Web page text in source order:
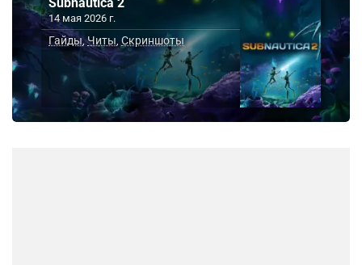
Subnautica 2
14 мая 2026 г.
Гайды,Читы,Скриншоты